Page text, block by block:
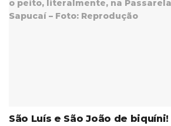
São Luís e São João de biquíni!